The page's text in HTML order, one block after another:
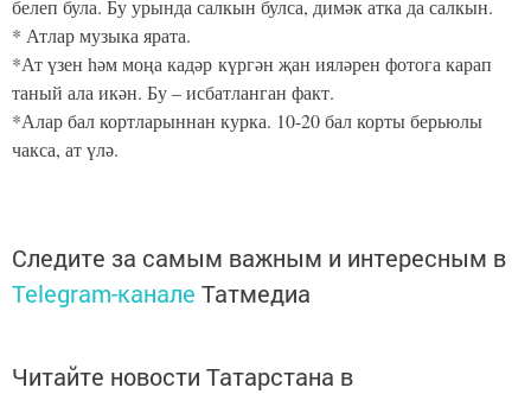
белеп була. Бу урында салкын булса, димәк атка да салкын.
* Атлар музыка ярата.
*Ат үзен һәм моңа кадәр күргән җан ияләрен фотога карап
таный ала икән. Бу – исбатланган факт.
*Алар бал кортларыннан курка. 10-20 бал корты берьюлы
чакса, ат үлә.
Следите за самым важным и интересным в
Telegram-канале Татмедиа
Читайте новости Татарстана в